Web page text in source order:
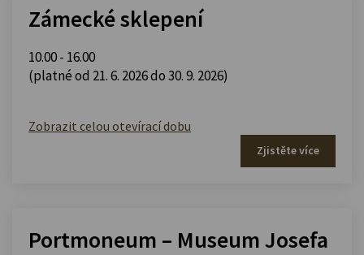
Zámecké sklepení
10.00 - 16.00
(platné od 21. 6. 2026 do 30. 9. 2026)
Zobrazit celou otevírací dobu
Zjistěte více
Portmoneum – Museum Josefa